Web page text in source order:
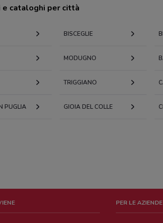
e cataloghi per città
BISCEGLIE
MODUGNO
TRIGGIANO
PUGLIA GIOIA DEL COLLE
PER LE AZIENDE